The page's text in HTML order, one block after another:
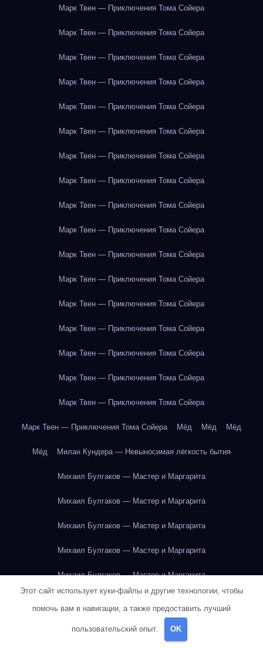
Марк Твен — Приключения Тома Сойера
Марк Твен — Приключения Тома Сойера
Марк Твен — Приключения Тома Сойера
Марк Твен — Приключения Тома Сойера
Марк Твен — Приключения Тома Сойера
Марк Твен — Приключения Тома Сойера
Марк Твен — Приключения Тома Сойера
Марк Твен — Приключения Тома Сойера
Марк Твен — Приключения Тома Сойера
Марк Твен — Приключения Тома Сойера
Марк Твен — Приключения Тома Сойера
Марк Твен — Приключения Тома Сойера
Марк Твен — Приключения Тома Сойера
Марк Твен — Приключения Тома Сойера
Марк Твен — Приключения Тома Сойера
Марк Твен — Приключения Тома Сойера
Марк Твен — Приключения Тома Сойера
Марк Твен — Приключения Тома Сойера Мёд Мёд Мёд
Мёд Милан Кундера — Невыносимая лёгкость бытия
Михаил Булгаков — Мастер и Маргарита
Михаил Булгаков — Мастер и Маргарита
Михаил Булгаков — Мастер и Маргарита
Михаил Булгаков — Мастер и Маргарита
Михаил Булгаков — Мастер и Маргарита
Михаил Булгаков — Мастер и Маргарита
Этот сайт использует куки-файлы и другие технологии, чтобы
помочь вам в навигации, а также предоставить лучший
пользовательский опыт. OK